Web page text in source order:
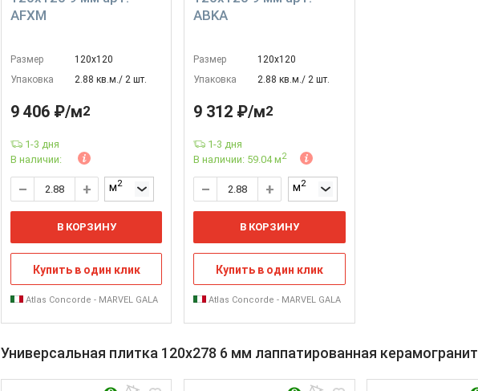
AFXM
Размер
120х120
Упаковка
2.88 кв.м./ 2 шт.
9 406 ₽/м2
1-3 дня
В наличии:
м2
В КОРЗИНУ
Купить в один клик
Atlas Concorde - MARVEL GALA
ABKA
Размер
120х120
Упаковка
2.88 кв.м./ 2 шт.
9 312 ₽/м2
1-3 дня
В наличии: 59.04 м2
м2
В КОРЗИНУ
Купить в один клик
Atlas Concorde - MARVEL GALA
Универсальная плитка 120x278 6 мм лаппатированная керамогранит